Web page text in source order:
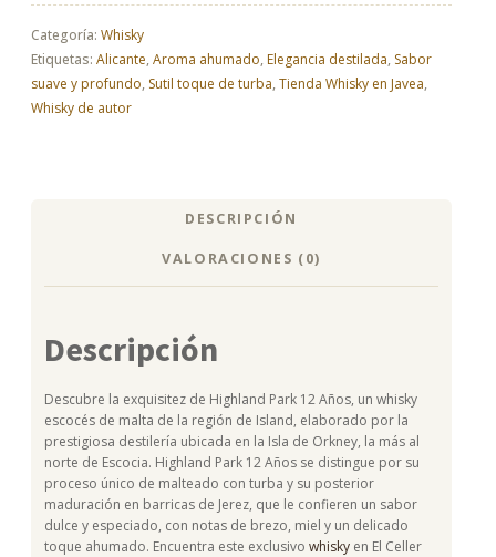
Años
Whisky
cantidad
Categoría: Whisky
Etiquetas: Alicante,Aroma ahumado, Elegancia destilada, Sabor
suave y profundo, Sutil toque de turba,Tienda Whisky en Javea,
Whisky de autor
DESCRIPCIÓN
VALORACIONES (0)
Descripción
Descubre la exquisitez de Highland Park 12 Años, un whisky
escocés de malta de la región de Island, elaborado por la
prestigiosa destilería ubicada en la Isla de Orkney, la más al
norte de Escocia. Highland Park 12 Años se distingue por su
proceso único de malteado con turba y su posterior
maduración en barricas de Jerez, que le confieren un sabor
dulce y especiado, con notas de brezo, miel y un delicado
toque ahumado. Encuentra este exclusivo whisky en El Celler